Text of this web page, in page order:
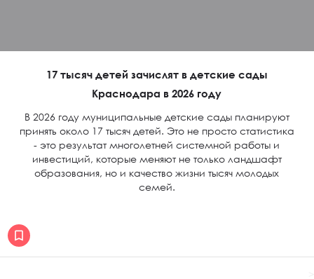
17 тысяч детей зачислят в детские сады
Краснодара в 2026 году
В 2026 году муниципальные детские сады планируют
принять около 17 тысяч детей. Это не просто статистика
- это результат многолетней системной работы и
инвестиций, которые меняют не только ландшафт
образования, но и качество жизни тысяч молодых
семей.